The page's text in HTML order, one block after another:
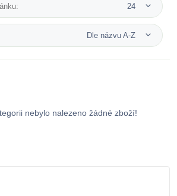
24
Dle názvu A-Z
nebylo nalezeno žádné zboží!